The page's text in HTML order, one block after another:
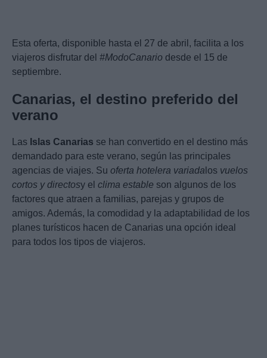
Esta oferta, disponible hasta el 27 de abril, facilita a los
viajeros disfrutar del #ModoCanario desde el 15 de
septiembre.
Canarias, el destino preferido del
verano
Las Islas Canarias se han convertido en el destino más
demandado para este verano, según las principales
agencias de viajes. Su oferta hotelera variada los vuelos
cortos y directosy el clima estable son algunos de los
factores que atraen a familias, parejas y grupos de
amigos. Además, la comodidad y la adaptabilidad de los
planes turísticos hacen de Canarias una opción ideal
para todos los tipos de viajeros.